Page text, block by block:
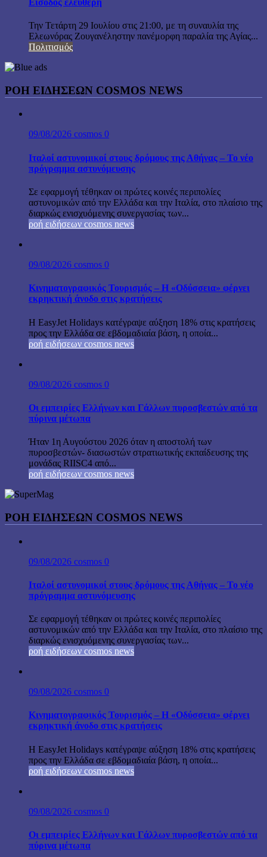
Την Τετάρτη 29 Ιουλίου στις 21:00, με τη συναυλία της
Ελεωνόρας Ζουγανέληστην πανέμορφη παραλία της Αγίας...
Πολιτισμός
ΡΟΗ ΕΙΔΗΣΕΩΝ COSMOS NEWS
09/08/2026 cosmos 0
Ιταλοί αστυνομικοί στους δρόμους της Αθήνας – Το νέο
πρόγραμμα αστυνόμευσης
Σε εφαρμογή τέθηκαν οι πρώτες κοινές περιπολίες
αστυνομικών από την Ελλάδα και την Ιταλία, στο πλαίσιο της
διαρκώς ενισχυόμενης συνεργασίας των...
ροή ειδήσεων cosmos news
09/08/2026 cosmos 0
Κινηματογραφικός Τουρισμός – Η «Οδύσσεια» φέρνει
εκρηκτική άνοδο στις κρατήσεις
Η EasyJet Holidays κατέγραψε αύξηση 18% στις κρατήσεις
προς την Ελλάδα σε εβδομαδιαία βάση, η οποία...
ροή ειδήσεων cosmos news
09/08/2026 cosmos 0
Οι εμπειρίες Ελλήνων και Γάλλων πυροσβεστών από τα
πύρινα μέτωπα
Ήταν 1η Αυγούστου 2026 όταν η αποστολή των
πυροσβεστών- διασωστών στρατιωτικής εκπαίδευσης της
μονάδας RIISC4 από...
ροή ειδήσεων cosmos news
ΡΟΉ ΕΙΔΉΣΕΩΝ COSMOS NEWS
09/08/2026 cosmos 0
Ιταλοί αστυνομικοί στους δρόμους της Αθήνας – Το νέο
πρόγραμμα αστυνόμευσης
Σε εφαρμογή τέθηκαν οι πρώτες κοινές περιπολίες
αστυνομικών από την Ελλάδα και την Ιταλία, στο πλαίσιο της
διαρκώς ενισχυόμενης συνεργασίας των...
ροή ειδήσεων cosmos news
09/08/2026 cosmos 0
Κινηματογραφικός Τουρισμός – Η «Οδύσσεια» φέρνει
εκρηκτική άνοδο στις κρατήσεις
Η EasyJet Holidays κατέγραψε αύξηση 18% στις κρατήσεις
προς την Ελλάδα σε εβδομαδιαία βάση, η οποία...
ροή ειδήσεων cosmos news
09/08/2026 cosmos 0
Οι εμπειρίες Ελλήνων και Γάλλων πυροσβεστών από τα
πύρινα μέτωπα